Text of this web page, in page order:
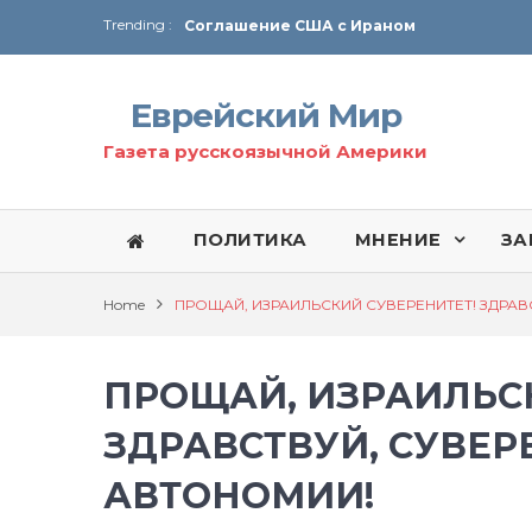
Trending :
Соглашение США с Ираном
Технология Революции в Иране
От Ирана до Ливана и Газы
Еврейский Мир
Газета русскоязычной Америки
ПОЛИТИКА МНЕНИЕ
Home ПРОЩАЙ, ИЗРАИЛЬСКИЙ СУВЕРЕНИТЕТ!
ПРОЩАЙ,
ЗДРАВСТВУЙ,
АВТОНОМИИ!